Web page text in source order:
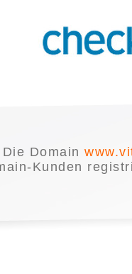
Die Domain
Kunden